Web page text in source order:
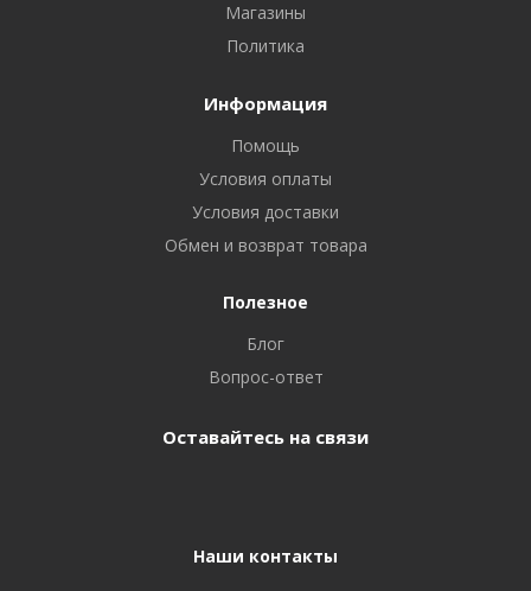
Магазины
Политика
Информация
Помощь
Условия оплаты
Условия доставки
Обмен и возврат товара
Полезное
Блог
Вопрос-ответ
Оставайтесь на связи
Наши контакты